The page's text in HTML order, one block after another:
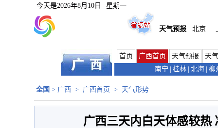
今天是2026年8月10日 星期一
天气预报 北京
首页 广西首页 天气预报
天
南宁
桂林 北海 柳
全国 > 广西 > 广西首页 > 天气形势
广西三天内白天体感较热